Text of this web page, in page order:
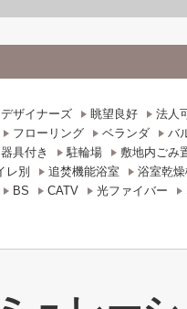
デザイナーズ 眺望良好
法人
フローリング ベランダ
バ
具付き 駐輪場
敷地内ごみ
レ別 追焚機能浴室
浴室乾
BS CATV 光ファイバー